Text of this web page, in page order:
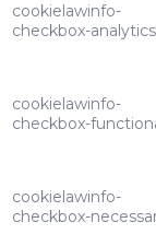
cookielawinfo-
checkbox-analytics
cookielawinfo-
checkbox-
cookielawinfo-
checkbox-